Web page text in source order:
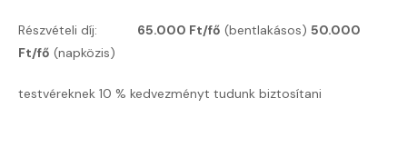
Részvételi díj: 65.000 Ft/fő (bentlakásos) 50.000
Ft/fő (napközis)
testvéreknek 10 % kedvezményt tudunk biztosítani